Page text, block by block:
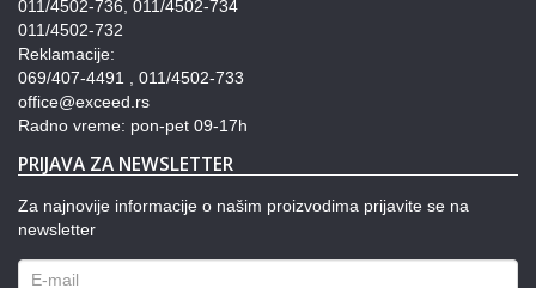
011/4502-736, 011/4502-734
011/4502-732
Reklamacije:
069/407-4491 , 011/4502-733
office@exceed.rs
Radno vreme: pon-pet 09-17h
PRIJAVA ZA NEWSLETTER
Za najnovije informacije o našim proizvodima prijavite se na
newsletter